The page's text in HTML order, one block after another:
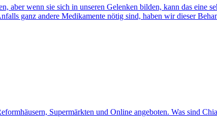
aber wenn sie sich in unseren Gelenken bilden, kann das eine
ganz andere Medikamente nötig sind, haben wir dieser
Supermärkten und Online angeboten. Was sind